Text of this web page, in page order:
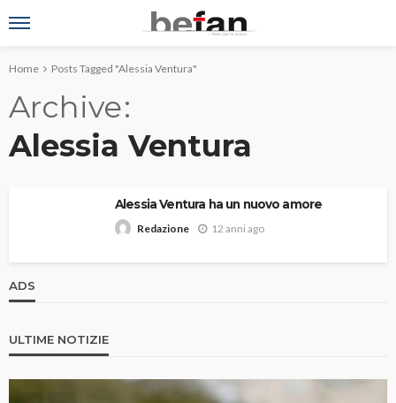
Home Posts Tagged "Alessia Ventura"
Archive
Alessia Ventura
Alessia Ventura ha un nuovo amore
Redazione 12 anni ago
ADS
ULTIME NOTIZIE